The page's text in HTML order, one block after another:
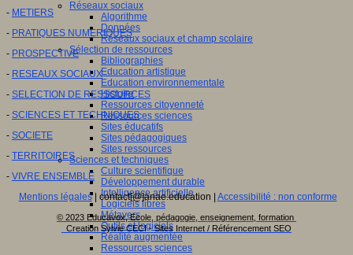
Réseaux sociaux
Algorithme
Données
Réseaux sociaux et champ scolaire
Sélection de ressources
Bibliographies
Education artistique
Education environnementale
Histoire
Ressources citoyenneté
Ressources sciences
Sites éducatifs
Sites pédagogiques
Sites ressources
Sciences et techniques
Culture scientifique
Développement durable
Intelligence artificielle
Logiciels libres
Métavers
Outils et logiciels
Réalité augmentée
Ressources sciences
- METIERS
- PRATIQUES NUMERIQUES
- PROSPECTIVE
- RESEAUX SOCIAUX
- SELECTION DE RESSOURCES
- SCIENCES ET TECHNIQUES
- SOCIETE
- TERRITOIRES
- VIVRE ENSEMBLE
Mentions légales| contact[@]anae.education | Accessibilité : non conforme
© 2023 Educavox, Ecole, pédagogie, enseignement, formation
Creation Sylvie CECI - Sites Internet / Référencement SEO